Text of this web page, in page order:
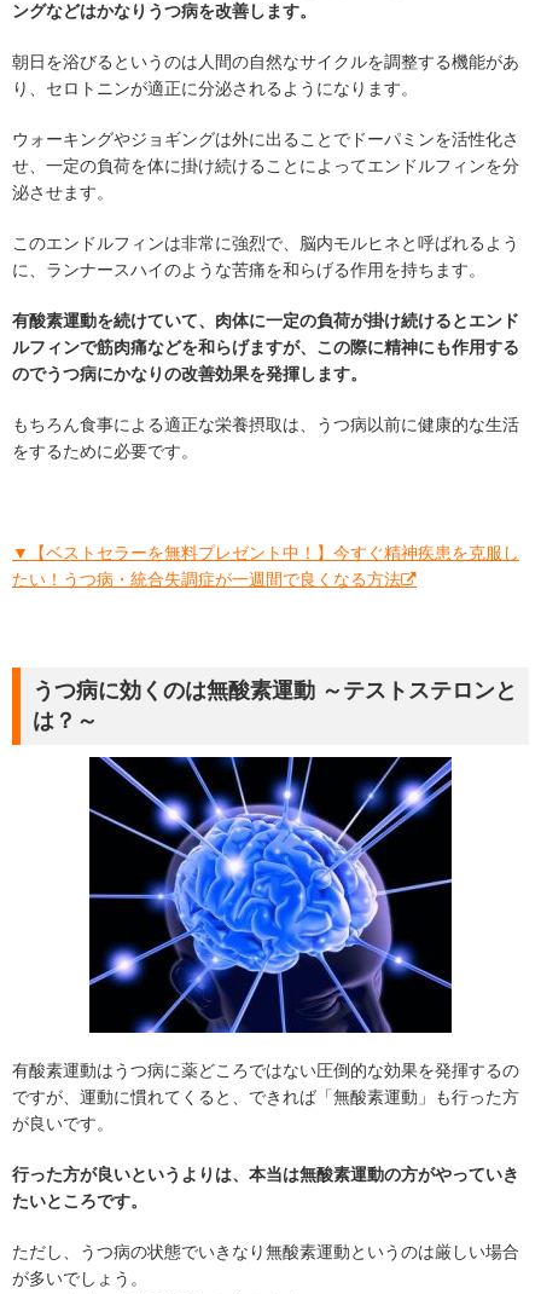
ングなどはかなりうつ病を改善します。
朝日を浴びるというのは人間の自然なサイクルを調整する機能があ
り、セロトニンが適正に分泌されるようになります。
ウォーキングやジョギングは外に出ることでドーパミンを活性化さ
せ、一定の負荷を体に掛け続けることによってエンドルフィンを分
泌させます。
このエンドルフィンは非常に強烈で、脳内モルヒネと呼ばれるよう
に、ランナースハイのような苦痛を和らげる作用を持ちます。
有酸素運動を続けていて、肉体に一定の負荷が掛け続けるとエンド
ルフィンで筋肉痛などを和らげますが、この際に精神にも作用する
のでうつ病にかなりの改善効果を発揮します。
もちろん食事による適正な栄養摂取は、うつ病以前に健康的な生活
をするために必要です。
▼【ベストセラーを無料プレゼント中！】今すぐ精神疾患を克服し
たい！うつ病・統合失調症が一週間で良くなる方法
うつ病に効くのは無酸素運動 ～テストステロンと
は？～
有酸素運動はうつ病に薬どころではない圧倒的な効果を発揮するの
ですが、運動に慣れてくると、できれば「無酸素運動」も行った方
が良いです。
行った方が良いというよりは、本当は無酸素運動の方がやっていき
たいところです。
ただし、うつ病の状態でいきなり無酸素運動というのは厳しい場合
が多いでしょう。